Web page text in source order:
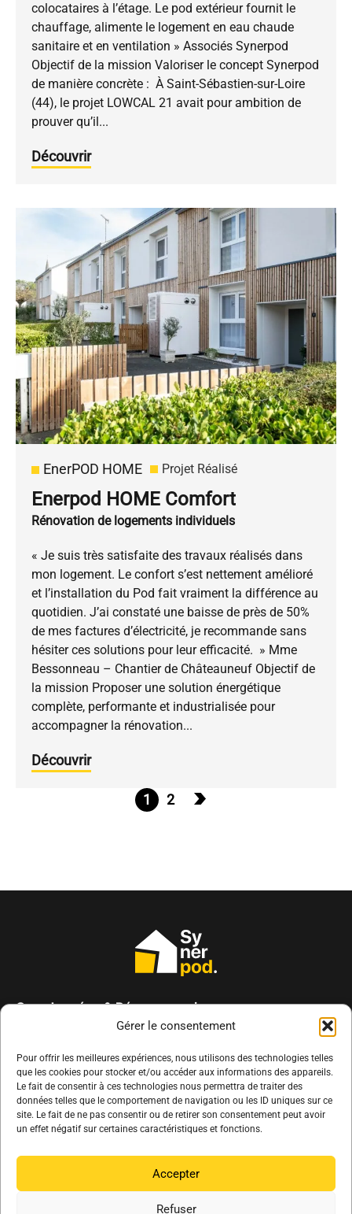
Gérer le consentement
Pour offrir les meilleures expériences, nous utilisons des technologies telles
que les cookies pour stocker et/ou accéder aux informations des appareils.
Le fait de consentir à ces technologies nous permettra de traiter des
données telles que le comportement de navigation ou les ID uniques sur ce
site. Le fait de ne pas consentir ou de retirer son consentement peut avoir
un effet négatif sur certaines caractéristiques et fonctions.
Accepter
Refuser
colocataires à l’étage. Le pod extérieur fournit le
chauffage, alimente le logement en eau chaude
sanitaire et en ventilation » Associés Synerpod
Objectif de la mission Valoriser le concept Synerpod
de manière concrète : À Saint-Sébastien-sur-Loire
(44), le projet LOWCAL 21 avait pour ambition de
prouver qu’il...
Découvrir
EnerPOD HOME Projet Réalisé
Enerpod HOME Comfort
Rénovation de logements individuels
« Je suis très satisfaite des travaux réalisés dans
mon logement. Le confort s’est nettement amélioré
et l’installation du Pod fait vraiment la différence au
quotidien. J’ai constaté une baisse de près de 50%
de mes factures d’électricité, je recommande sans
hésiter ces solutions pour leur efficacité. » Mme
Bessonneau – Chantier de Châteauneuf Objectif de
la mission Proposer une solution énergétique
complète, performante et industrialisée pour
accompagner la rénovation...
Découvrir
1 2
Mentions légales
Politique de cookies
Coordonnées & Réseaux sociaux
32 rue des Bois de Ville
Téléphone :02 51 38 29 72
Contactez-nous par email